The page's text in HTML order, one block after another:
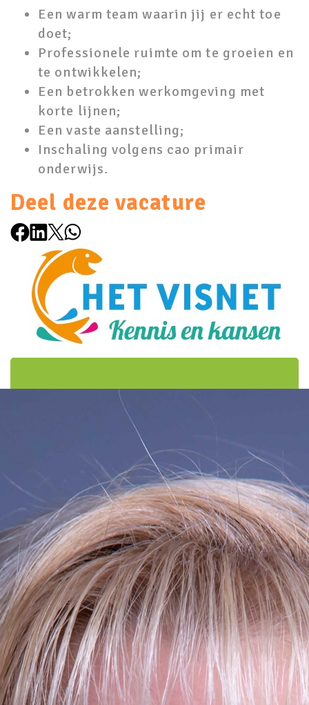
Een warm team waarin jij er echt toe
doet;
Professionele ruimte om te groeien en
te ontwikkelen;
Een betrokken werkomgeving met
korte lijnen;
Een vaste aanstelling;
Inschaling volgens cao primair
onderwijs.
Deel deze vacature